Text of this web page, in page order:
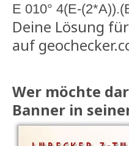
E 010° 4(E-
Deine Lösung
auf
Wer möchte
Banner in